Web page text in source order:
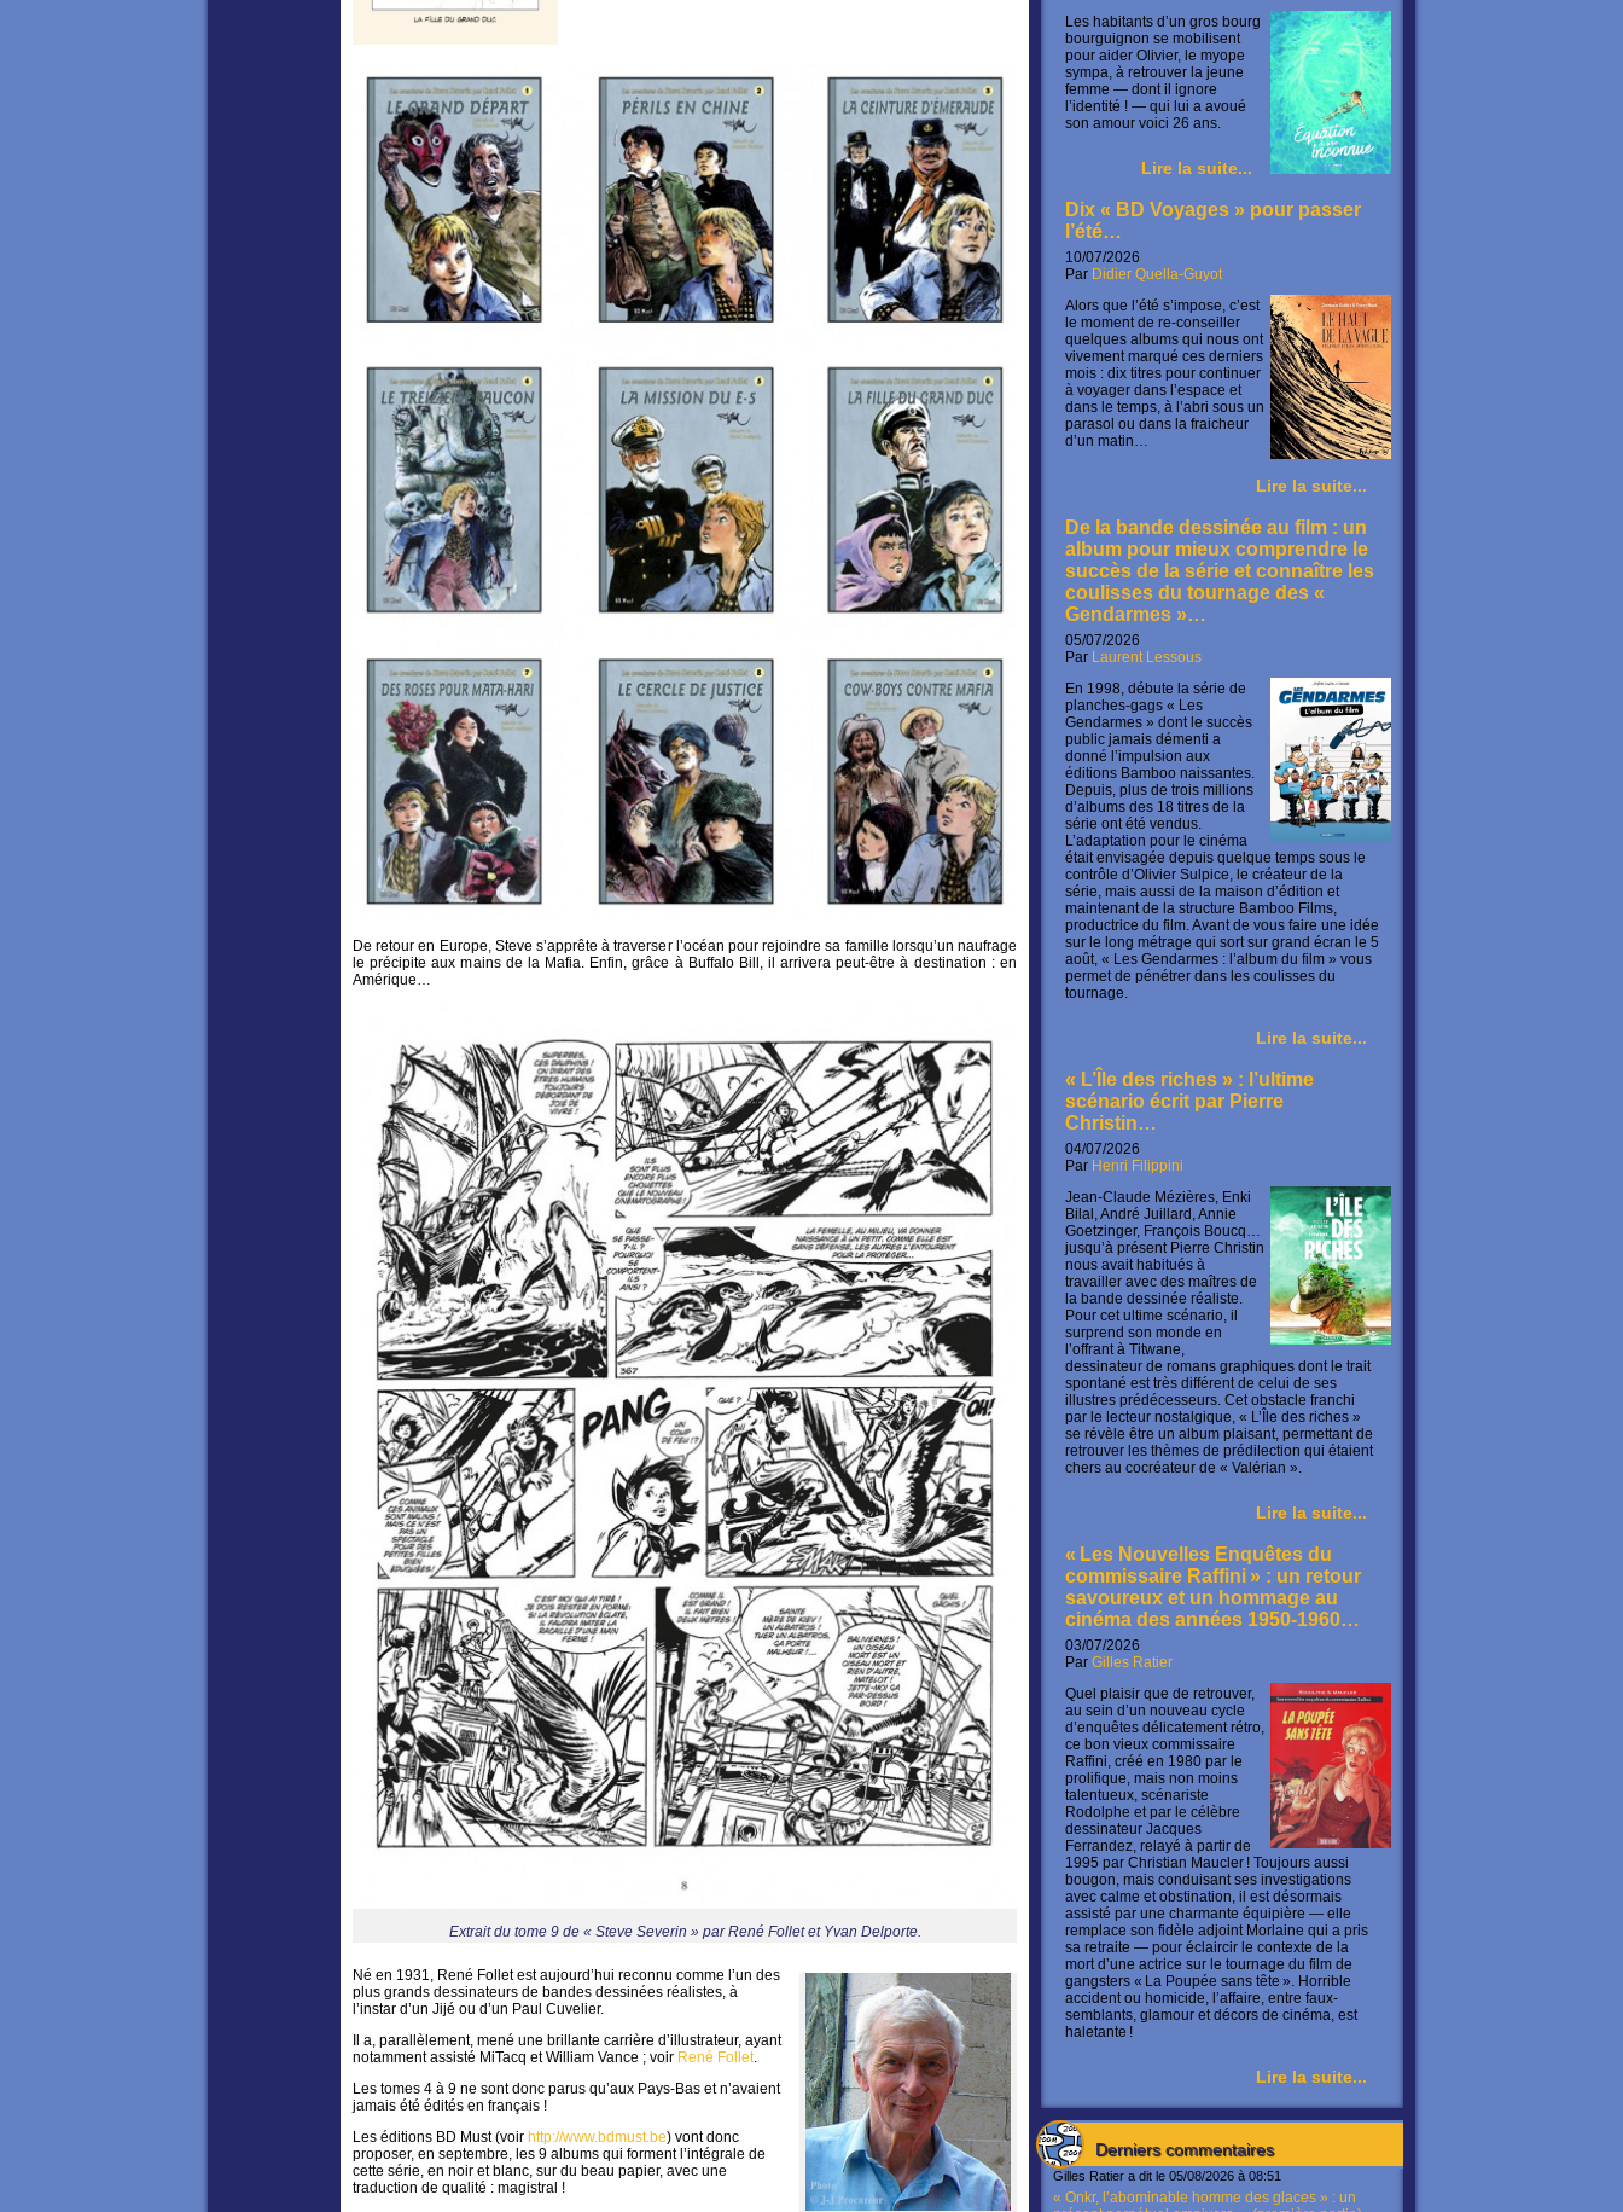
Les habitants d’un gros bourg
bourguignon se mobilisent
pour aider Olivier, le myope
sympa, à retrouver la jeune
femme — dont il ignore
l’identité ! — qui lui a avoué
son amour voici 26 ans.
Lire la suite...
Dix « BD Voyages » pour passer
l’été…
10/07/2026
Par Didier Quella-Guyot
Alors que l’été s’impose, c’est
le moment de re-conseiller
quelques albums qui nous ont
vivement marqué ces derniers
mois : dix titres pour continuer
à voyager dans l’espace et
dans le temps, à l’abri sous un
parasol ou dans la fraicheur
d’un matin…
Lire la suite...
De la bande dessinée au film : un
album pour mieux comprendre le
succès de la série et connaître les
coulisses du tournage des «
Gendarmes »…
05/07/2026
Par Laurent Lessous
En 1998, débute la série de
planches-gags « Les
Gendarmes » dont le succès
public jamais démenti a
donné l’impulsion aux
éditions Bamboo naissantes.
Depuis, plus de trois millions
d’albums des 18 titres de la
série ont été vendus.
L’adaptation pour le cinéma
était envisagée depuis quelque temps sous le
contrôle d’Olivier Sulpice, le créateur de la
série, mais aussi de la maison d’édition et
maintenant de la structure Bamboo Films,
productrice du film. Avant de vous faire une idée
sur le long métrage qui sort sur grand écran le 5
août, « Les Gendarmes : l’album du film » vous
permet de pénétrer dans les coulisses du
tournage.
Lire la suite...
« L’Île des riches » : l’ultime
scénario écrit par Pierre
Christin…
04/07/2026
Par Henri Filippini
Jean-Claude Mézières, Enki
Bilal, André Juillard, Annie
Goetzinger, François Boucq…
jusqu’à présent Pierre Christin
nous avait habitués à
travailler avec des maîtres de
la bande dessinée réaliste.
Pour cet ultime scénario, il
surprend son monde en
l’offrant à Titwane,
dessinateur de romans graphiques dont le trait
spontané est très différent de celui de ses
illustres prédécesseurs. Cet obstacle franchi
par le lecteur nostalgique, « L’Île des riches »
se révèle être un album plaisant, permettant de
retrouver les thèmes de prédilection qui étaient
chers au cocréateur de « Valérian ».
Lire la suite...
« Les Nouvelles Enquêtes du
commissaire Raffini » : un retour
savoureux et un hommage au
cinéma des années 1950-1960…
03/07/2026
Par Gilles Ratier
Quel plaisir que de retrouver,
au sein d’un nouveau cycle
d’enquêtes délicatement rétro,
ce bon vieux commissaire
Raffini, créé en 1980 par le
prolifique, mais non moins
talentueux, scénariste
Rodolphe et par le célèbre
dessinateur Jacques
Ferrandez, relayé à partir de
1995 par Christian Maucler ! Toujours aussi
bougon, mais conduisant ses investigations
avec calme et obstination, il est désormais
assisté par une charmante équipière — elle
remplace son fidèle adjoint Morlaine qui a pris
sa retraite — pour éclaircir le contexte de la
mort d’une actrice sur le tournage du film de
gangsters « La Poupée sans tête ». Horrible
accident ou homicide, l’affaire, entre faux-
semblants, glamour et décors de cinéma, est
haletante !
Lire la suite...
Derniers commentaires
Gilles Ratier a dit le 05/08/2026 à 08:51
« Onkr, l’abominable homme des glaces » : un
De retour en Europe, Steve s’apprête à traverser l’océan pour rejoindre sa famille lorsqu’un naufrage
le précipite aux mains de la Mafia. Enfin, grâce à Buffalo Bill, il arrivera peut-être à destination : en
Amérique…
Extrait du tome 9 de « Steve Severin » par René Follet et Yvan Delporte.
Né en 1931, René Follet est aujourd’hui reconnu comme l’un des
plus grands dessinateurs de bandes dessinées réalistes, à
l’instar d’un Jijé ou d’un Paul Cuvelier.
Il a, parallèlement, mené une brillante carrière d’illustrateur, ayant
notamment assisté MiTacq et William Vance ; voir René Follet.
Les tomes 4 à 9 ne sont donc parus qu’aux Pays-Bas et n’avaient
jamais été édités en français !
Les éditions BD Must (voir http://www.bdmust.be) vont donc
proposer, en septembre, les 9 albums qui forment l’intégrale de
cette série, en noir et blanc, sur du beau papier, avec une
traduction de qualité : magistral !